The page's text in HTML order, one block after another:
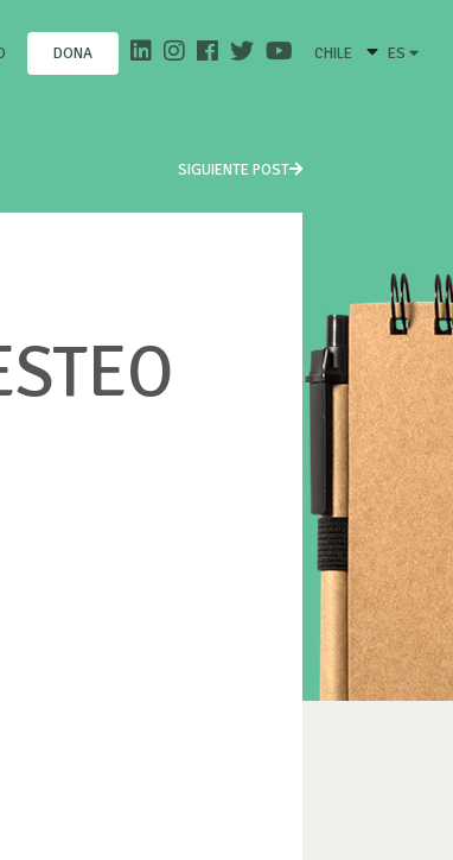
DONA CHILE ES
SIGUIENTE POST